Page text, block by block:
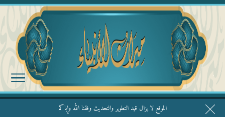
الموقع لا يزال قيد التطوير والتحديث وفقنا الله وإياكم
قال الشيخ ربيع وفقه الله: نحن ليس عندنا تقديس الأشخاص